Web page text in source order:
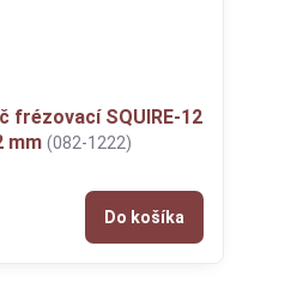
frézovací SQUIRE-12
mm(082-1222)
Do košíka